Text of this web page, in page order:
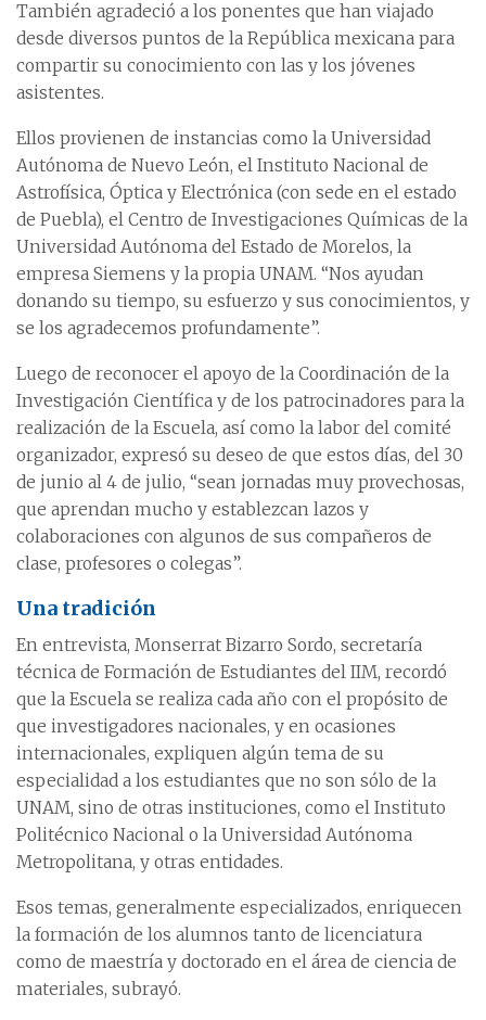
También agradeció a los ponentes que han viajado
desde diversos puntos de la República mexicana para
compartir su conocimiento con las y los jóvenes
asistentes.
Ellos provienen de instancias como la Universidad
Autónoma de Nuevo León, el Instituto Nacional de
Astrofísica, Óptica y Electrónica (con sede en el estado
de Puebla), el Centro de Investigaciones Químicas de la
Universidad Autónoma del Estado de Morelos, la
empresa Siemens y la propia UNAM. “Nos ayudan
donando su tiempo, su esfuerzo y sus conocimientos, y
se los agradecemos profundamente”.
Luego de reconocer el apoyo de la Coordinación de la
Investigación Científica y de los patrocinadores para la
realización de la Escuela, así como la labor del comité
organizador, expresó su deseo de que estos días, del 30
de junio al 4 de julio, “sean jornadas muy provechosas,
que aprendan mucho y establezcan lazos y
colaboraciones con algunos de sus compañeros de
clase, profesores o colegas”.
Una tradición
En entrevista, Monserrat Bizarro Sordo, secretaría
técnica de Formación de Estudiantes del IIM, recordó
que la Escuela se realiza cada año con el propósito de
que investigadores nacionales, y en ocasiones
internacionales, expliquen algún tema de su
especialidad a los estudiantes que no son sólo de la
UNAM, sino de otras instituciones, como el Instituto
Politécnico Nacional o la Universidad Autónoma
Metropolitana, y otras entidades.
Esos temas, generalmente especializados, enriquecen
la formación de los alumnos tanto de licenciatura
como de maestría y doctorado en el área de ciencia de
materiales, subrayó.